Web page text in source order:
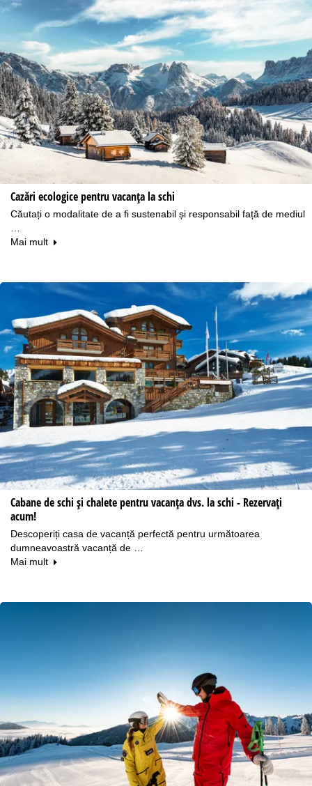
Cazări ecologice pentru vacanța la schi
Căutați o modalitate de a fi sustenabil și responsabil față de mediul
Mai mult
Cabane de schi și chalete pentru vacanța dvs. la schi - Rezervați
acum!
Descoperiți casa de vacanță perfectă pentru următoarea
dumneavoastră vacanță de …
Mai mult